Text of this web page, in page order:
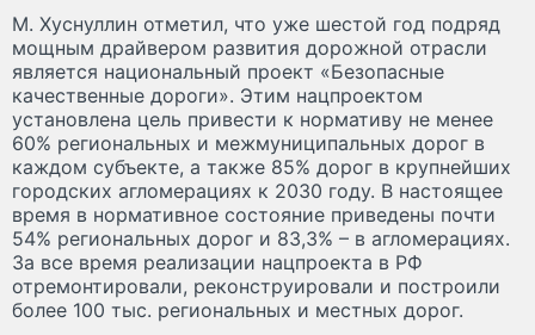
М. Хуснуллин отметил, что уже шестой год подряд
мощным драйвером развития дорожной отрасли
является национальный проект «Безопасные
качественные дороги». Этим нацпроектом
установлена цель привести к нормативу не менее
60% региональных и межмуниципальных дорог в
каждом субъекте, а также 85% дорог в крупнейших
городских агломерациях к 2030 году. В настоящее
время в нормативное состояние приведены почти
54% региональных дорог и 83,3% – в агломерациях.
За все время реализации нацпроекта в РФ
отремонтировали, реконструировали и построили
более 100 тыс. региональных и местных дорог.